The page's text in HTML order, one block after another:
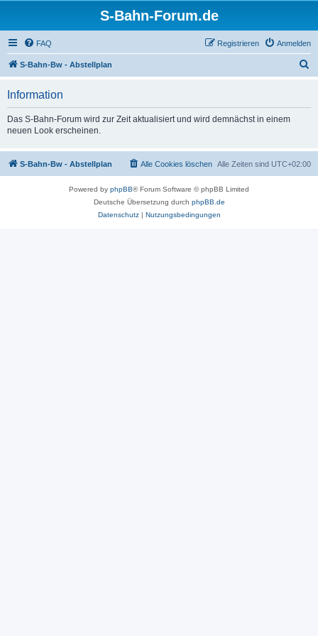
S-Bahn-Forum.de
FAQ Anmelden
Registrieren
S-Bahn-Bw - Abstellplan
Information
Das S-Bahn-Forum wird zur Zeit aktualisiert und wird demnächst in einem
neuen Look erscheinen.
S-Bahn-Bw - Abstellplan Alle Zeiten sind UTC+02:00
Alle Cookies löschen
Powered by phpBB® Forum Software © phpBB Limited
Deutsche Übersetzung durch phpBB.de
Datenschutz| Nutzungsbedingungen